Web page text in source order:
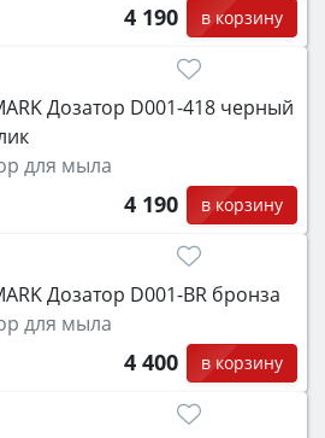
4 190 в корзину
Дозатор D001-418 черный
для мыла
4 190 в корзину
Дозатор D001-BR бронза
для мыла
4 400 в корзину